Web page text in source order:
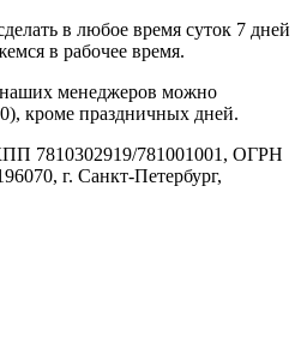
в любое время суток 7 дней
в рабочее время.
менеджеров можно
кроме праздничных дней.
7810302919/781001001, ОГРН
г. Санкт-Петербург,